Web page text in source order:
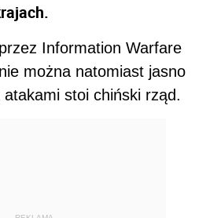
Information Warfare
można natomiast jasno
stoi chiński rząd.